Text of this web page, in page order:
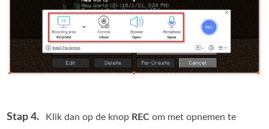
Stap 4. Klik dan op de knop REC om met opnemen te